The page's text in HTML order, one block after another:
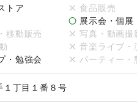
トア
食品販売
展示会・個展
移動販売
写真・動画撮
音楽ライブ・
・勉強会
パーティー・
丁目１番８号